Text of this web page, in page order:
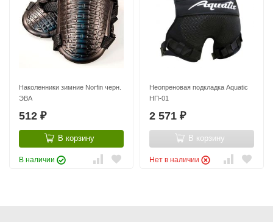
Наколенники зимние Norfin черн.
ЭВА
512 ₽
В корзину
В наличии
Неопреновая подкладка Aquatic
НП-01
2 571 ₽
В корзину
Нет в наличии